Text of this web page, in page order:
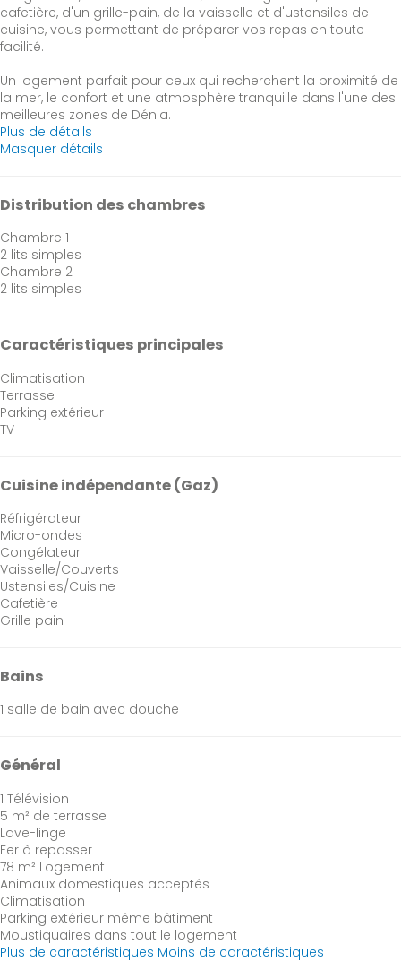
cafetière, d'un grille-pain, de la vaisselle et d'ustensiles de
cuisine, vous permettant de préparer vos repas en toute
facilité.
Un logement parfait pour ceux qui recherchent la proximité de
la mer, le confort et une atmosphère tranquille dans l'une des
meilleures zones de Dénia.
Plus de détails
Masquer détails
Distribution des chambres
Chambre 1
2 lits simples
Chambre 2
2 lits simples
Caractéristiques principales
Climatisation
Terrasse
Parking extérieur
TV
Cuisine indépendante (Gaz)
Réfrigérateur
Micro-ondes
Congélateur
Vaisselle/Couverts
Ustensiles/Cuisine
Cafetière
Grille pain
Bains
1 salle de bain avec douche
Général
1 Télévision
5 m² de terrasse
Lave-linge
Fer à repasser
78 m² Logement
Animaux domestiques acceptés
Climatisation
Parking extérieur même bâtiment
Moustiquaires dans tout le logement
Plus de caractéristiques Moins de caractéristiques